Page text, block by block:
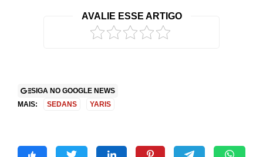
AVALIE ESSE ARTIGO
SIGA NO GOOGLE NEWS
MAIS:
SEDANS YARIS